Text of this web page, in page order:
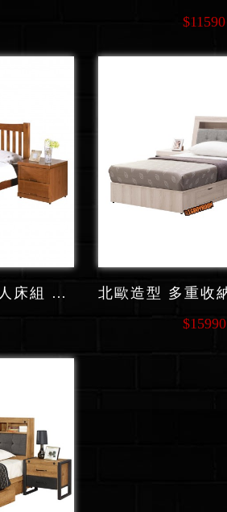
$11590
美式造型 全實木單人床組 F55
$15990